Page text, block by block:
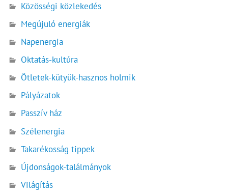
Közösségi közlekedés
Megújuló energiák
Napenergia
Oktatás-kultúra
Ötletek-kütyük-hasznos holmik
Pályázatok
Passzív ház
Szélenergia
Takarékosság tippek
Újdonságok-találmányok
Világítás